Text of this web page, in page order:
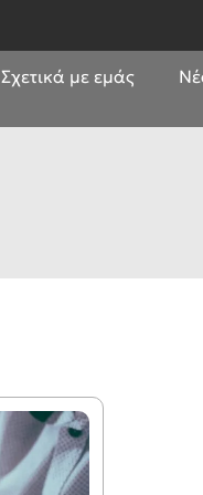
Σχετικά με εμάς